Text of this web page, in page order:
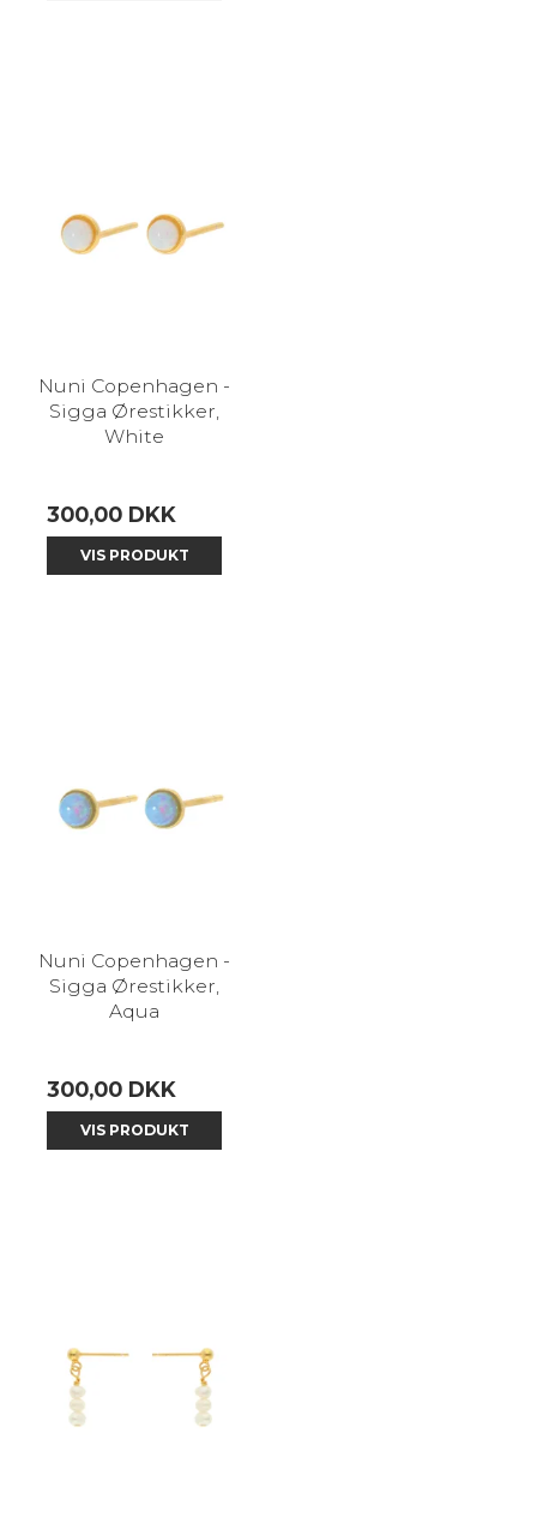
Nuni Copenhagen -
Sigga Ørestikker,
White
300,00 DKK
VIS PRODUKT
Nuni Copenhagen -
Sigga Ørestikker,
Aqua
300,00 DKK
VIS PRODUKT